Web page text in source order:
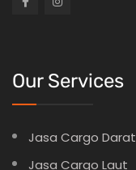
Our Services
Jasa Cargo Darat
Jasa Cargo Laut